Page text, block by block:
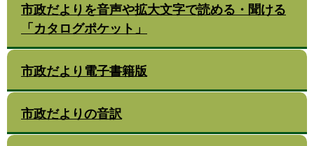
市政だよりを音声や拡大文字で読める・聞ける
「カタログポケット」
市政だより電子書籍版
市政だよりの音訳